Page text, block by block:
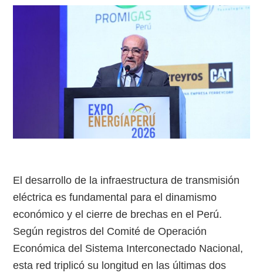
El desarrollo de la infraestructura de transmisión
eléctrica es fundamental para el dinamismo
económico y el cierre de brechas en el Perú.
Según registros del Comité de Operación
Económica del Sistema Interconectado Nacional,
esta red triplicó su longitud en las últimas dos